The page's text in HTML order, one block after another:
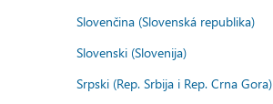
Slovenčina (Slovenská republika)
Slovenski (Slovenija)
Srpski (Rep. Srbija i Rep. Crna Gora)